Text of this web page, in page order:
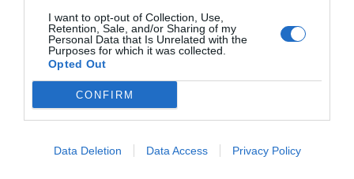
I want to opt-out of Collection, Use,
Retention, Sale, and/or Sharing of my
Personal Data that Is Unrelated with the
Purposes for which it was collected.
Opted Out
CONFIRM
Data Deletion Data Access Privacy Policy
El regalo de 'Mojamé'